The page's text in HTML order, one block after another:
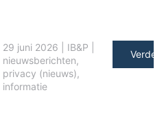
29 juni 2026 IB&P
nieuwsberichten,
privacy (nieuws),
informatie
Verder